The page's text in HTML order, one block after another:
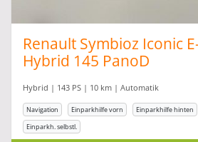
Renault Symbioz Iconic
Hybrid 145 PanoD
Hybrid | 143 PS | 10 km | Automatik
Navigation Einparkhilfe vorn Einparkhilfe hinten
Einparkh. selbstl.